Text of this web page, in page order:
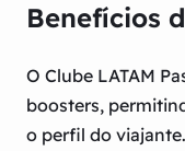
Benefícios
O Clube LATAM
boosters,
o perfil do viajante.